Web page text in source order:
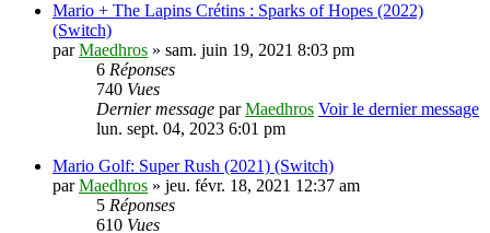
Mario + The Lapins Crétins : Sparks of Hopes (2022)
(Switch)
parMaedhros » sam. juin 19, 2021 8:03 pm
6 Réponses
740 Vues
Dernier message parMaedhros Voir le dernier message
lun. sept. 04, 2023 6:01 pm
Mario Golf: Super Rush (2021) (Switch)
parMaedhros » jeu. févr. 18, 2021 12:37 am
5 Réponses
610 Vues